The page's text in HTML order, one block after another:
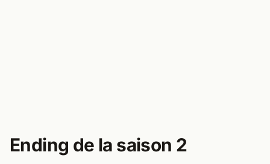
Ending de la saison 2